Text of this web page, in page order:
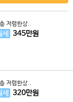
저렴한상..
345만원
저렴한상..
320만원